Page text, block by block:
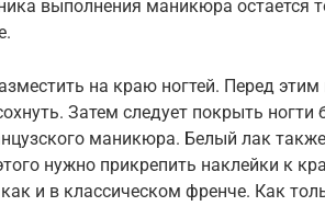
выполнения маникюра остается
на краю ногтей. Перед этим
Затем следует покрыть
маникюра. Белый лак
нужно прикрепить наклейки к
и в классическом френче. Как